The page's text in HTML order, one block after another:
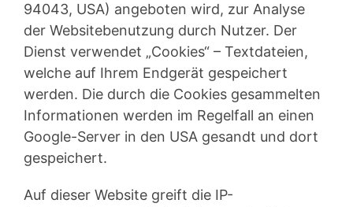
94043, USA) angeboten wird, zur Analyse
der Websitebenutzung durch Nutzer. Der
Dienst verwendet „Cookies“ – Textdateien,
welche auf Ihrem Endgerät gespeichert
werden. Die durch die Cookies gesammelten
Informationen werden im Regelfall an einen
Google-Server in den USA gesandt und dort
gespeichert.
Auf dieser Website greift die IP-